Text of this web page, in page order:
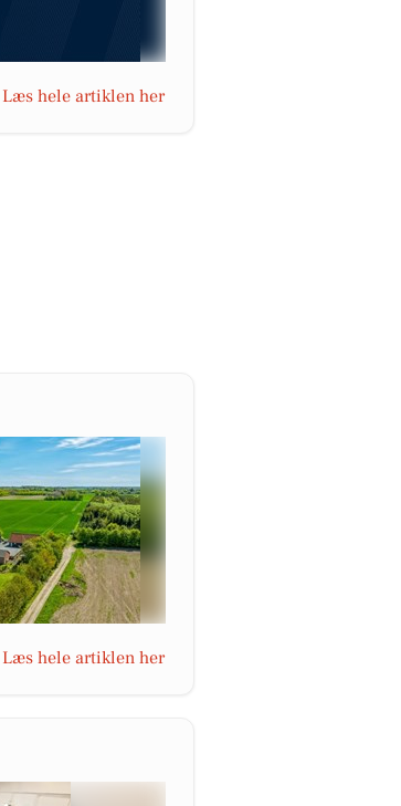
Læs hele artiklen her
Læs hele artiklen her